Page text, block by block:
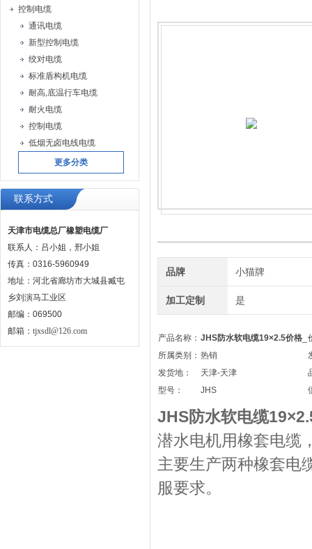
控制电缆
通讯电缆
新型控制电缆
绞对电缆
标准盾构机电缆
耐高,底温行车电缆
耐火电缆
控制电缆
低烟无卤电线电缆
更多分类
联系方式
天津市电缆总厂橡塑电缆厂
联系人：吕小姐，邢小姐
传真：0316-5960949
地址：河北省廊坊市大城县臧屯
乡刘演马工业区
邮编：069500
邮箱： tjxsdl@126.com
品牌 小猫牌
加工定制 是
产品名称： JHS防水软电缆19×2.5价格
所属类别： 热销
发货地：
天津-天津
型号：
JHS
JHS防水
潜水电机用橡套电缆
主要生产两种橡套电
服要求。